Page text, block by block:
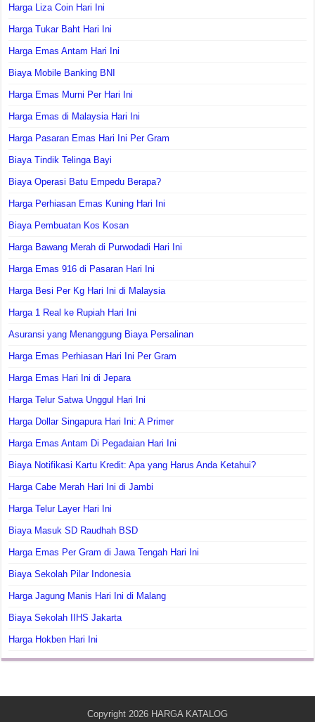
Harga Liza Coin Hari Ini
Harga Tukar Baht Hari Ini
Harga Emas Antam Hari Ini
Biaya Mobile Banking BNI
Harga Emas Murni Per Hari Ini
Harga Emas di Malaysia Hari Ini
Harga Pasaran Emas Hari Ini Per Gram
Biaya Tindik Telinga Bayi
Biaya Operasi Batu Empedu Berapa?
Harga Perhiasan Emas Kuning Hari Ini
Biaya Pembuatan Kos Kosan
Harga Bawang Merah di Purwodadi Hari Ini
Harga Emas 916 di Pasaran Hari Ini
Harga Besi Per Kg Hari Ini di Malaysia
Harga 1 Real ke Rupiah Hari Ini
Asuransi yang Menanggung Biaya Persalinan
Harga Emas Perhiasan Hari Ini Per Gram
Harga Emas Hari Ini di Jepara
Harga Telur Satwa Unggul Hari Ini
Harga Dollar Singapura Hari Ini: A Primer
Harga Emas Antam Di Pegadaian Hari Ini
Biaya Notifikasi Kartu Kredit: Apa yang Harus Anda Ketahui?
Harga Cabe Merah Hari Ini di Jambi
Harga Telur Layer Hari Ini
Biaya Masuk SD Raudhah BSD
Harga Emas Per Gram di Jawa Tengah Hari Ini
Biaya Sekolah Pilar Indonesia
Harga Jagung Manis Hari Ini di Malang
Biaya Sekolah IIHS Jakarta
Harga Hokben Hari Ini
Copyright 2026 HARGA KATALOG